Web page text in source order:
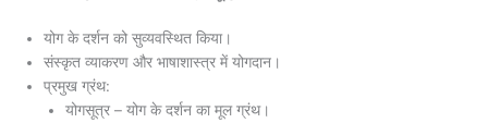
योग के दर्शन को सुव्यवस्थित किया।
संस्कृत व्याकरण और भाषाशास्त्र में योगदान।
प्रमुख ग्रंथ:
योगसूत्र – योग के दर्शन का मूल ग्रंथ।